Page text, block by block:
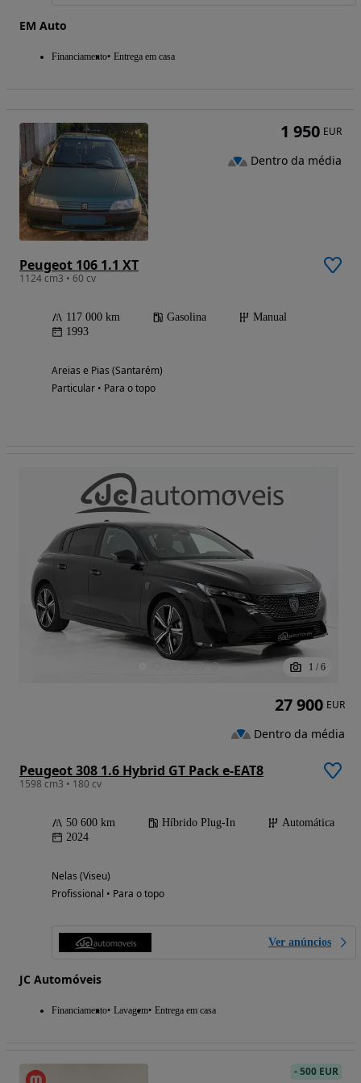
EM Auto
Financiamento Entrega em casa
Peugeot 106 1.1 XT
1124 cm3 • 60 cv
117 000 km Gasolina
Manual
1993
Areias e Pias (Santarém)
Particular • Para o topo
1 950 EUR
Dentro da média
1 / 6
Peugeot 308 1.6 Hybrid GT Pack e-EAT8
1598 cm3 • 180 cv
50 600 km Híbrido Plug-In
Automática
2024
Nelas (Viseu)
Profissional • Para o topo
Ver anúncios
JC Automóveis
Financiamento Lavagem Entrega em casa
27 900 EUR
Dentro da média
-500 EUR